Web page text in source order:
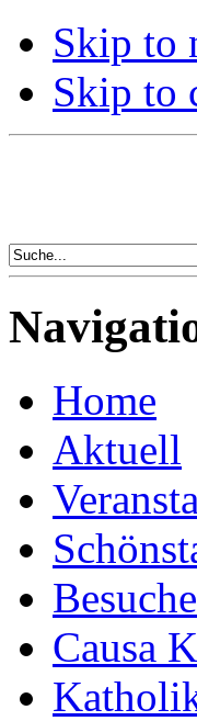
Skip to
Skip to
Home
Aktuell
Causa